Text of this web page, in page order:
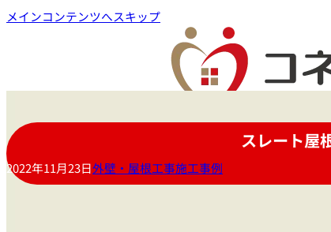
メインコンテンツへスキップ
スレート屋
2022年11月23日外壁・屋根工事施工事例